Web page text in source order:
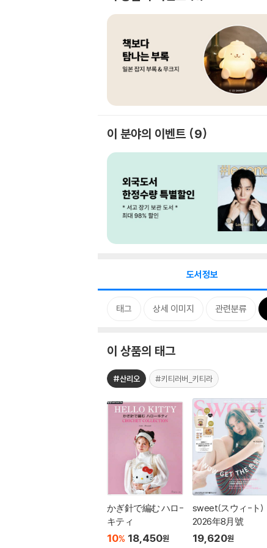
이 분야의 이벤트 9
도서정보
태그 상세 이미지 관련분류
이 상품의 태그
#산리오 #키티러버_키티라
かぎ針で編む ハロ-
キティ
10% 18,450원
sweet(スウィ-ト)
2026年8月號
19,620원